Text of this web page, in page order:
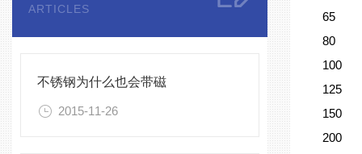
ARTICLES
不锈钢为什么也会带磁
2015-11-26
65
80
100
125
150
200